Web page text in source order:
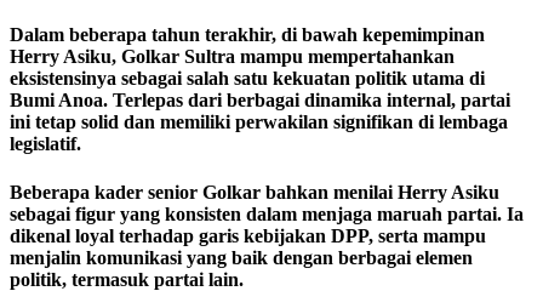
Dalam beberapa tahun terakhir, di bawah kepemimpinan
Herry Asiku, Golkar Sultra mampu mempertahankan
eksistensinya sebagai salah satu kekuatan politik utama di
Bumi Anoa. Terlepas dari berbagai dinamika internal, partai
ini tetap solid dan memiliki perwakilan signifikan di lembaga
legislatif.
Beberapa kader senior Golkar bahkan menilai Herry Asiku
sebagai figur yang konsisten dalam menjaga maruah partai. Ia
dikenal loyal terhadap garis kebijakan DPP, serta mampu
menjalin komunikasi yang baik dengan berbagai elemen
politik, termasuk partai lain.